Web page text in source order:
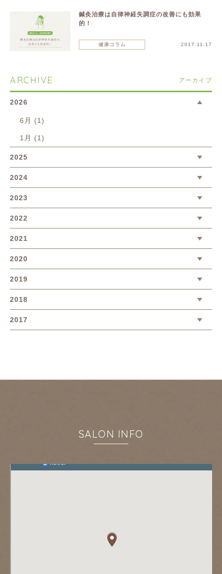
鍼灸治療は自律神経失調症の改善にも効果
的！
健康コラム 2017.11.17
ARCHIVE アーカイブ
2026
6月 (1)
1月 (1)
2025
2024
2023
2022
2021
2020
2019
2018
2017
SALON INFO